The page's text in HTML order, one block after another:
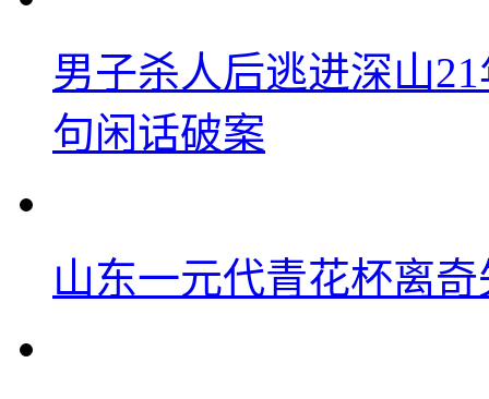
男子杀人后逃进深山
句闲话破案
山东一元代青花杯离